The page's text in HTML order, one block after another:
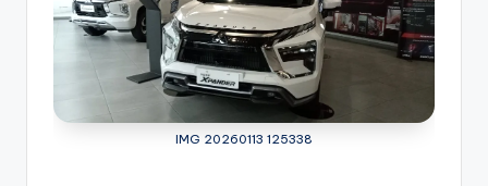
M
Melayani
Pembelian
Kredit
IMG 20260113 125338